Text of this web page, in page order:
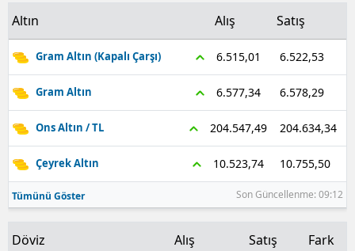
Denizli
Diyarbakır
Edirne
Elazığ
Erzincan
Altın Alış Satış
Gram Altın (Kapalı Çarşı) 6.515,01 6.522,53
Gram Altın 6.577,34 6.578,29
Ons Altın / TL 204.547,49 204.634,34
Çeyrek Altın 10.523,74 10.755,50
Tümünü Göster Son Güncellenme: 09:12
Döviz Alış Satış Fark